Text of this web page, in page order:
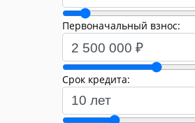
Первоначальный взнос:
Срок кредита: